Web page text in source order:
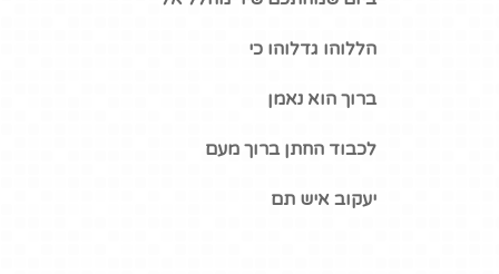
הללוהו גדלוהו כי
ברוך הוא נאמן
לכבוד החתן ברוך מעם
יעקוב איש תם